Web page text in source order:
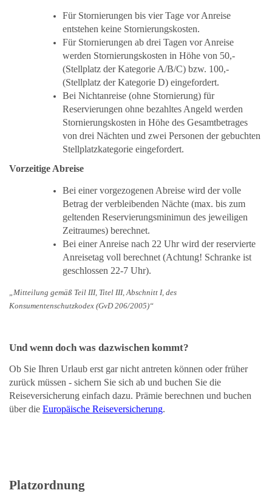
Für Stornierungen bis vier Tage vor Anreise
entstehen keine Stornierungskosten.
Für Stornierungen ab drei Tagen vor Anreise
werden Stornierungskosten in Höhe von 50,-
(Stellplatz der Kategorie A/B/C) bzw. 100,-
(Stellplatz der Kategorie D) eingefordert.
Bei Nichtanreise (ohne Stornierung) für
Reservierungen ohne bezahltes Angeld werden
Stornierungskosten in Höhe des Gesamtbetrages
von drei Nächten und zwei Personen der gebuchten
Stellplatzkategorie eingefordert.
Vorzeitige Abreise
Bei einer vorgezogenen Abreise wird der volle
Betrag der verbleibenden Nächte (max. bis zum
geltenden Reservierungsminimun des jeweiligen
Zeitraumes) berechnet.
Bei einer Anreise nach 22 Uhr wird der reservierte
Anreisetag voll berechnet (Achtung! Schranke ist
geschlossen 22-7 Uhr).
„Mitteilung gemäß Teil III, Titel III, Abschnitt I, des
Konsumentenschutzkodex (GvD 206/2005)“
Und wenn doch was dazwischen kommt?
Ob Sie Ihren Urlaub erst gar nicht antreten können oder früher
zurück müssen - sichern Sie sich ab und buchen Sie die
Reiseversicherung einfach dazu. Prämie berechnen und buchen
über die Europäische Reiseversicherung.
Platzordnung